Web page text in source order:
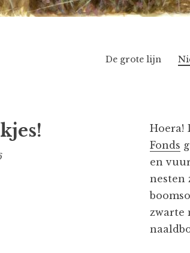
De grote lijn
Hoera!
Fonds
en
nesten
zwarte